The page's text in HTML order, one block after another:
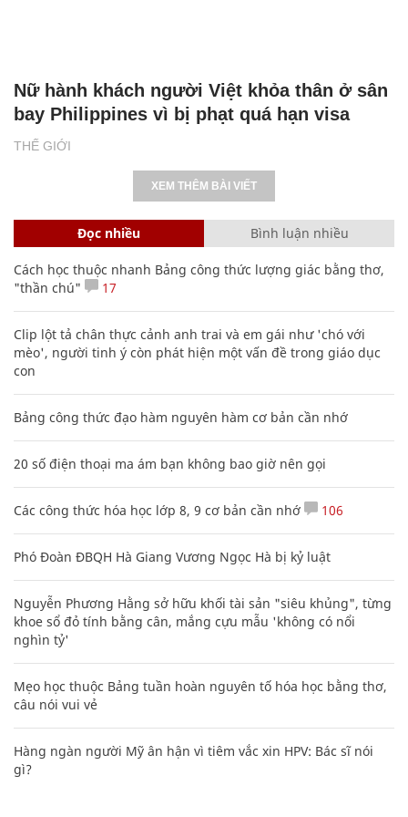
THẾ GIỚI
Nữ hành khách người Việt khỏa thân ở sân
bay Philippines vì bị phạt quá hạn visa
XEM THÊM BÀI VIẾT
Đọc nhiều Bình luận nhiều
Cách học thuộc nhanh Bảng công thức lượng giác bằng thơ,
"thần chú"
17
Clip lột tả chân thực cảnh anh trai và em gái như 'chó với
mèo', người tinh ý còn phát hiện một vấn đề trong giáo dục
con
Bảng công thức đạo hàm nguyên hàm cơ bản cần nhớ
20 số điện thoại ma ám bạn không bao giờ nên gọi
Các công thức hóa học lớp 8, 9 cơ bản cần nhớ 106
Phó Đoàn ĐBQH Hà Giang Vương Ngọc Hà bị kỷ luật
Nguyễn Phương Hằng sở hữu khối tài sản "siêu khủng", từng
khoe sổ đỏ tính bằng cân, mắng cựu mẫu 'không có nổi
nghìn tỷ'
Mẹo học thuộc Bảng tuần hoàn nguyên tố hóa học bằng thơ,
câu nói vui vẻ
Hàng ngàn người Mỹ ân hận vì tiêm vắc xin HPV: Bác sĩ nói
gì?